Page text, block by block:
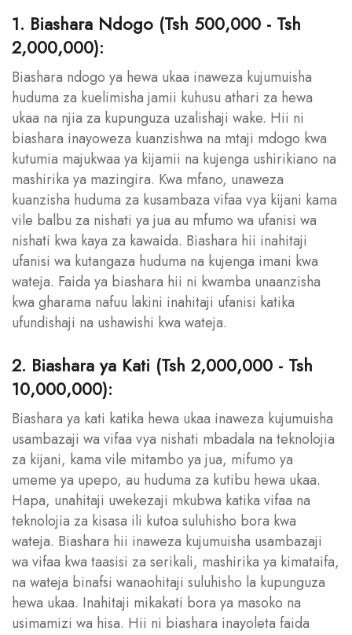
1. Biashara Ndogo (Tsh 500,000 - Tsh
2,000,000):
Biashara ndogo ya hewa ukaa inaweza kujumuisha
huduma za kuelimisha jamii kuhusu athari za hewa
ukaa na njia za kupunguza uzalishaji wake. Hii ni
biashara inayoweza kuanzishwa na mtaji mdogo kwa
kutumia majukwaa ya kijamii na kujenga ushirikiano na
mashirika ya mazingira. Kwa mfano, unaweza
kuanzisha huduma za kusambaza vifaa vya kijani kama
vile balbu za nishati ya jua au mfumo wa ufanisi wa
nishati kwa kaya za kawaida. Biashara hii inahitaji
ufanisi wa kutangaza huduma na kujenga imani kwa
wateja. Faida ya biashara hii ni kwamba unaanzisha
kwa gharama nafuu lakini inahitaji ufanisi katika
ufundishaji na ushawishi kwa wateja.
2. Biashara ya Kati (Tsh 2,000,000 - Tsh
10,000,000):
Biashara ya kati katika hewa ukaa inaweza kujumuisha
usambazaji wa vifaa vya nishati mbadala na teknolojia
za kijani, kama vile mitambo ya jua, mifumo ya
umeme ya upepo, au huduma za kutibu hewa ukaa.
Hapa, unahitaji uwekezaji mkubwa katika vifaa na
teknolojia za kisasa ili kutoa suluhisho bora kwa
wateja. Biashara hii inaweza kujumuisha usambazaji
wa vifaa kwa taasisi za serikali, mashirika ya kimataifa,
na wateja binafsi wanaohitaji suluhisho la kupunguza
hewa ukaa. Inahitaji mikakati bora ya masoko na
usimamizi wa hisa. Hii ni biashara inayoleta faida